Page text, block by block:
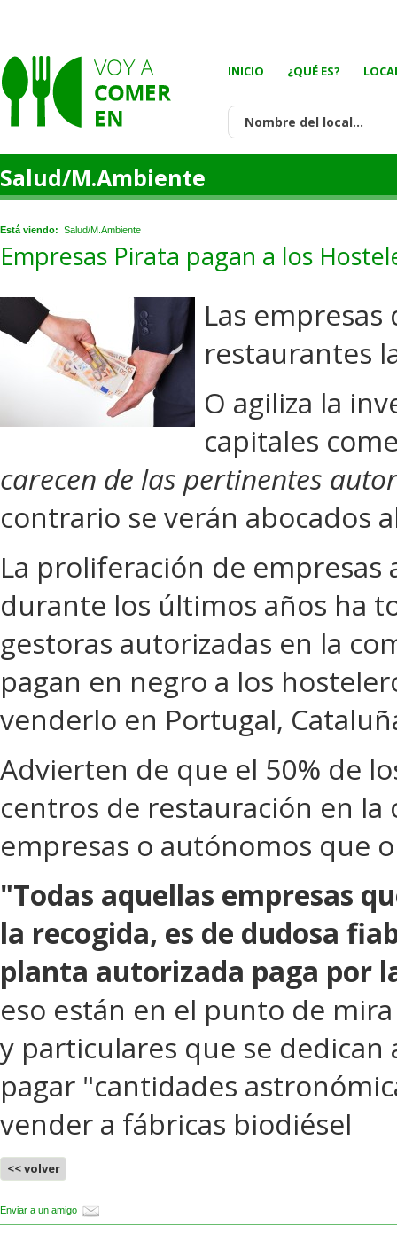
INICIO ¿QUÉ ES?
Salud/M.Ambiente
Está viendo: Salud/M.Ambiente
Empresas Pirata pagan a los
Las
restaurantes
O agiliza la
capitales
carecen de las pertinentes
contrario se verán abocados
La proliferación de empresas
durante los últimos años ha
gestoras autorizadas en la
pagan en negro a los
venderlo en Portugal,
Advierten de que el 50% de
centros de restauración en
empresas o autónomos que
"Todas aquellas empresas
la recogida, es de dudosa
planta autorizada paga por
eso están en el punto de
y particulares que se
pagar "cantidades
vender a fábricas biodiésel
<< volver
Enviar a un amigo